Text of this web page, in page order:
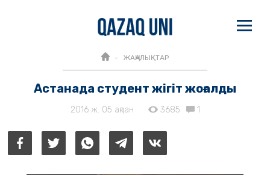
ЖАҢАЛЫҚТАР
Астанада студент жігіт жоғалды
2016 ж. 05 ақпан 3685 1